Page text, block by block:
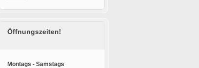
Öffnungszeiten!
Montags - Samstags